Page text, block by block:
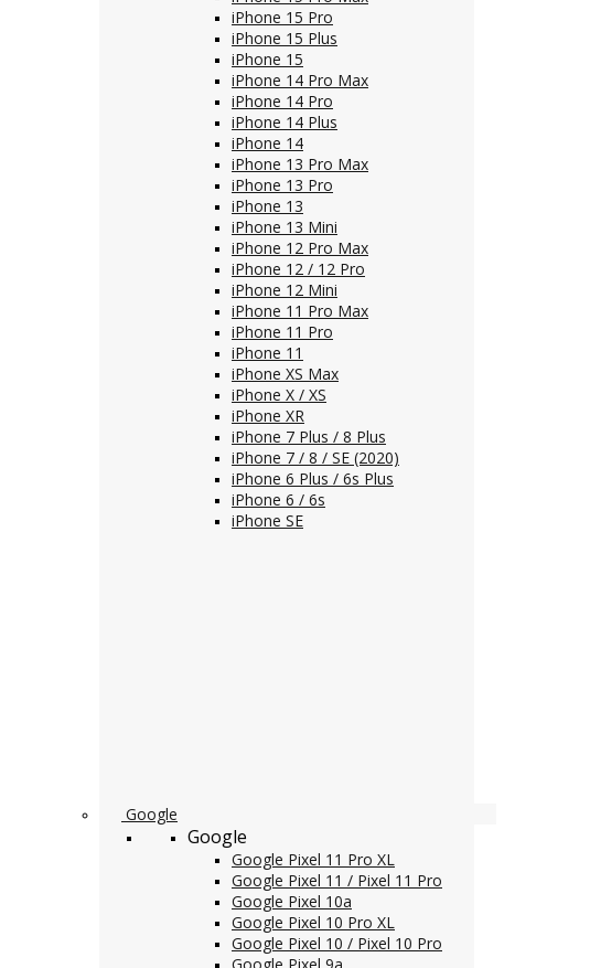
iPhone 15 Pro
iPhone 15 Plus
iPhone 15
iPhone 14 Pro Max
iPhone 14 Pro
iPhone 14 Plus
iPhone 14
iPhone 13 Pro Max
iPhone 13 Pro
iPhone 13
iPhone 13 Mini
iPhone 12 Pro Max
iPhone 12 / 12 Pro
iPhone 12 Mini
iPhone 11 Pro Max
iPhone 11 Pro
iPhone 11
iPhone XS Max
iPhone X / XS
iPhone XR
iPhone 7 Plus / 8 Plus
iPhone 7 / 8 / SE (2020)
iPhone 6 Plus / 6s Plus
iPhone 6 / 6s
iPhone SE
Google
Google
Google Pixel 11 Pro XL
Google Pixel 11 / Pixel 11 Pro
Google Pixel 10a
Google Pixel 10 Pro XL
Google Pixel 10 / Pixel 10 Pro